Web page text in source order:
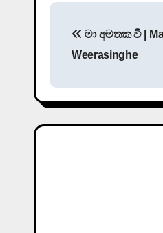
t
n
මා අමතක වී |
Weerasinghe